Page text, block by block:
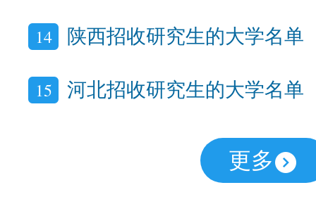
14 陕西招收研究生的大学名单
15 河北招收研究生的大学名单
更多